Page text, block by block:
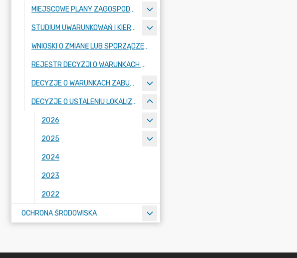
MIEJSCOWE PLANY ZAGOSPODAROWANIA PRZESTRZENNEGO
STUDIUM UWARUNKOWAŃ I KIERUNKÓW ZAGOSPODAROWANIA PRZESTRZENNEGO
WNIOSKI O ZMIANĘ LUB SPORZĄDZENIE AKTÓW PLANOWANIA PRZESTRZENNEGO
REJESTR DECYZJI O WARUNKACH ZABUDOWY
DECYZJE O WARUNKACH ZABUDOWY
DECYZJE O USTALENIU LOKALIZACJI INWESTYCJI CELU PUBLICZNEGO
2026
2025
2024
2023
2022
OCHRONA ŚRODOWISKA